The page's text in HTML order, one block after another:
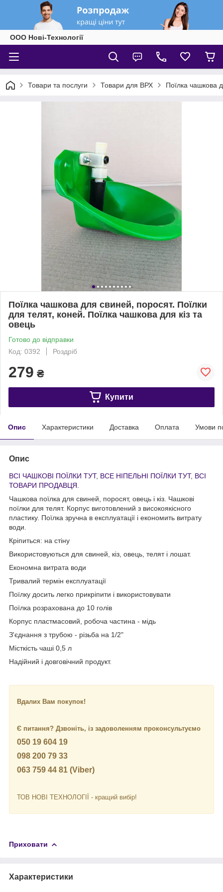
ООО Нові-Технології
Товари та послуги Товари для ВРХ Поїлка чашкова
Поїлка чашкова для свиней, поросят. Поїлки
для телят, коней. Поїлка чашкова для кіз та
овець
Готово до відправки
Код: 0392
Роздріб
279 ₴
Купити
Опис Характеристики Доставка Оплата Умови
Опис
ВСІ ЧАШКОВІ ПОЇЛКИ ТУТ, ВСЕ НІПЕЛЬНІ ПОЇЛКИ ТУТ, ВСІ
ТОВАРИ ПРОДАВЦЯ.
Чашкова поїлка для свиней, поросят, овець і кіз. Чашкові
поїлки для телят. Корпус виготовлений з високоякісного
пластику. Поїлка зручна в експлуатації і економить витрату
води.
Кріпиться: на стіну
Використовуються для свиней, кіз, овець, телят і лошат.
Економна витрата води
Тривалий термін експлуатації
Поїлку досить легко прикріпити і використовувати
Поїлка розрахована до 10 голів
Корпус пластмасовий, робоча частина - мідь
З'єднання з трубою - різьба на 1/2"
Місткість чаші 0,5 л
Надійний і довговічний продукт.
Вдалих Вам покупок!
Є питання? Дзвоніть, із задоволенням проконсультуємо
050 19 604 19
098 200 79 33
063 759 44 81 (Viber)
ТОВ НОВІ ТЕХНОЛОГІЇ - кращий вибір!
Приховати
Характеристики